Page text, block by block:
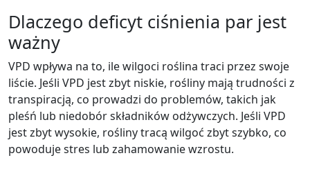
Dlaczego deficyt ciśnienia par jest
ważny
VPD wpływa na to, ile wilgoci roślina traci przez swoje
liście. Jeśli VPD jest zbyt niskie, rośliny mają trudności z
transpiracją, co prowadzi do problemów, takich jak
pleśń lub niedobór składników odżywczych. Jeśli VPD
jest zbyt wysokie, rośliny tracą wilgoć zbyt szybko, co
powoduje stres lub zahamowanie wzrostu.